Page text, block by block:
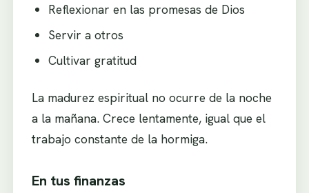
Reflexionar en las promesas de Dios
Servir a otros
Cultivar gratitud
La madurez espiritual no ocurre de la noche
a la mañana. Crece lentamente, igual que el
trabajo constante de la hormiga.
En tus finanzas